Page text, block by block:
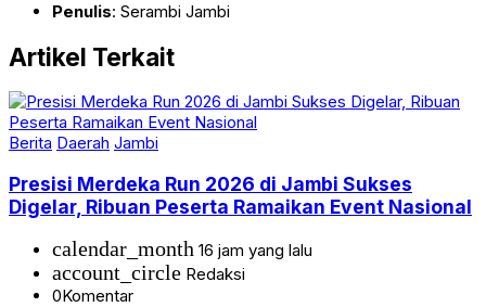
Penulis: Serambi Jambi
Artikel Terkait
Berita Daerah Jambi
Presisi Merdeka Run 2026 di Jambi Sukses
Digelar, Ribuan Peserta Ramaikan Event Nasional
calendar_month 16 jam yang lalu
account_circle Redaksi
0Komentar